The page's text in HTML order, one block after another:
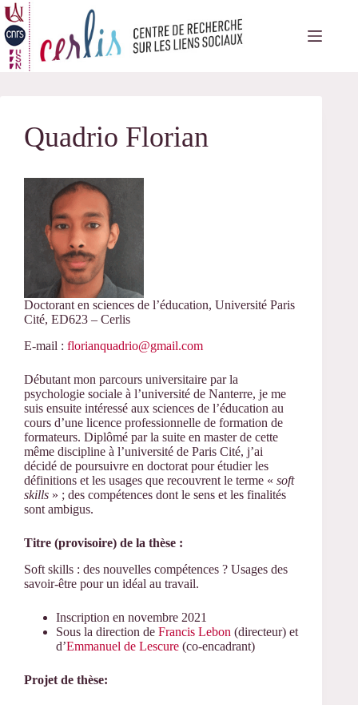
Passer
au
contenu
Quadrio Florian
Doctorant en sciences de l’éducation, Université Paris
Cité, ED623 – Cerlis
E-mail : florianquadrio@gmail.com
Débutant mon parcours universitaire par la
psychologie sociale à l’université de Nanterre, je me
suis ensuite intéressé aux sciences de l’éducation au
cours d’une licence professionnelle de formation de
formateurs. Diplômé par la suite en master de cette
même discipline à l’université de Paris Cité, j’ai
décidé de poursuivre en doctorat pour étudier les
définitions et les usages que recouvrent le terme « soft
skills » ; des compétences dont le sens et les finalités
sont ambigus.
Titre (provisoire) de la thèse :
Soft skills : des nouvelles compétences ? Usages des
savoir-être pour un idéal au travail.
Inscription en novembre 2021
Sous la direction de Francis Lebon (directeur) et
d’Emmanuel de Lescure (co-encadrant)
Projet de thèse: